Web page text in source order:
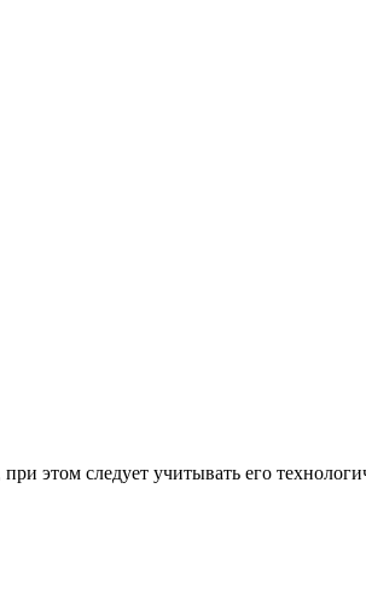
этом следует учитывать его